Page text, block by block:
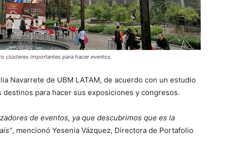
clústeres importantes para hacer eventos.
Navarrete de UBM LATAM, de acuerdo con un estudio
para hacer sus exposiciones y congresos.
de eventos, ya que descubrimos que es la
, mencionó Yesenia Vázquez, Directora de Portafolio